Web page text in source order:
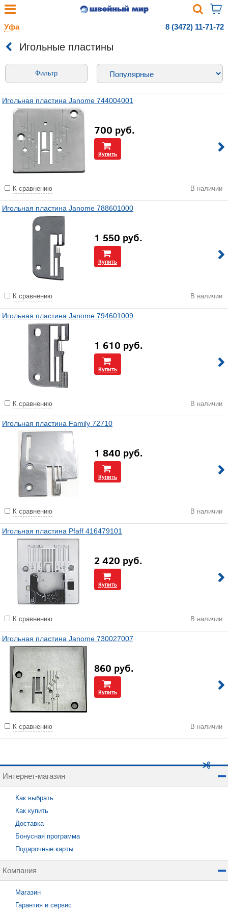
Уфа 8 (3472) 11-71-72
Игольные пластины
Фильтр
Игольная пластина Janome 744004001
700 руб.
Купить
К сравнению В наличии
Игольная пластина Janome 788601000
1 550 руб.
Купить
К сравнению В наличии
Игольная пластина Janome 794601009
1 610 руб.
Купить
К сравнению В наличии
Игольная пластина Family 72710
1 840 руб.
Купить
К сравнению В наличии
Игольная пластина Pfaff 416479101
2 420 руб.
Купить
К сравнению В наличии
Игольная пластина Janome 730027007
860 руб.
Купить
К сравнению В наличии
Интернет-магазин
Как выбрать
Как купить
Доставка
Бонусная программа
Подарочные карты
Компания
Магазин
Гарантия и сервис